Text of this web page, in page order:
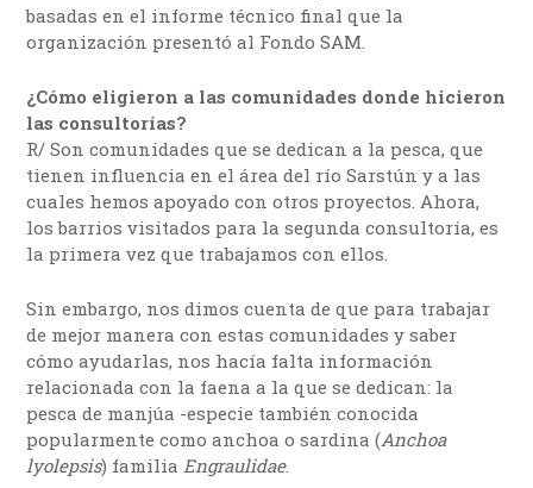
basadas en el informe técnico final que la
organización presentó al Fondo SAM.
¿Cómo eligieron a las comunidades donde hicieron
las consultorías?
R/ Son comunidades que se dedican a la pesca, que
tienen influencia en el área del río Sarstún y a las
cuales hemos apoyado con otros proyectos. Ahora,
los barrios visitados para la segunda consultoría, es
la primera vez que trabajamos con ellos.
Sin embargo, nos dimos cuenta de que para trabajar
de mejor manera con estas comunidades y saber
cómo ayudarlas, nos hacía falta información
relacionada con la faena a la que se dedican: la
pesca de manjúa -especie también conocida
popularmente como anchoa o sardina (Anchoa
lyolepsis) familiaEngraulidae.